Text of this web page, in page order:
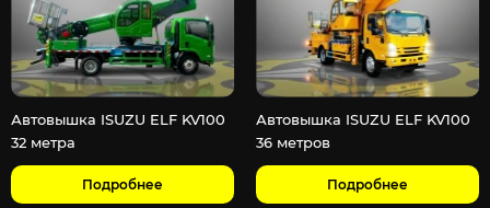
Автовышка ISUZU ELF KV100
32 метра
Подробнее
Автовышка ISUZU ELF KV100
36 метров
Подробнее